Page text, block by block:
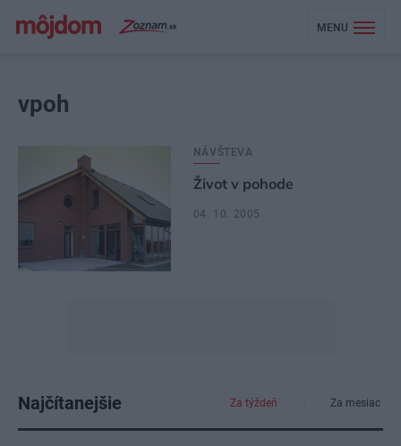
MENU
vpoh
NÁVŠTEVA
Život v pohode
04. 10. 2005
Najčítanejšie Za týždeň Za mesiac